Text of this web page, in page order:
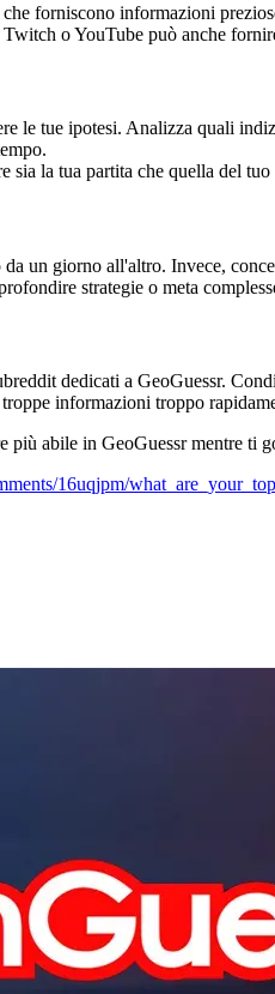
forniscono informazioni
o YouTube può anche
le tue ipotesi. Analizza quali
sia la tua partita che quella del
un giorno all'altro. Invece,
strategie o meta
dedicati a GeoGuessr.
informazioni troppo
più abile in GeoGuessr mentre ti
16uqjpm/